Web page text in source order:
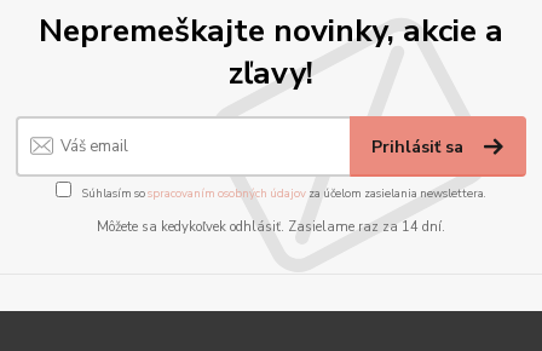
Nepremeškajte novinky, akcie a
zľavy!
Prihlásiť sa
Súhlasím sospracovaním osobných údajov za účelom zasielania newslettera.
Môžete sa kedykoľvek odhlásiť. Zasielame raz za 14 dní.